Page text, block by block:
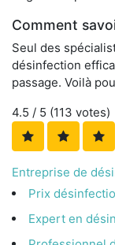
Comment
Seul des
désinfection
passage. Voilà
4.5 / 5 (113 votes)
Entreprise de
Prix
Expert en